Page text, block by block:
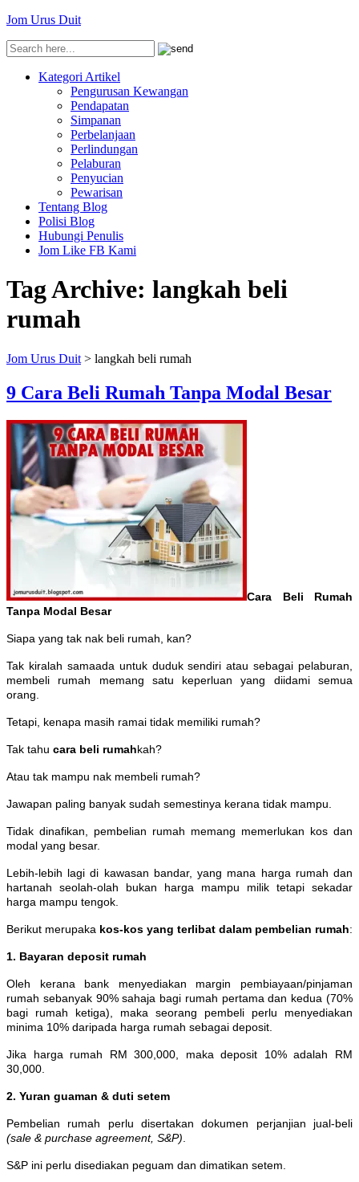
Jom Urus Duit
Kategori Artikel
Pengurusan Kewangan
Pendapatan
Simpanan
Perbelanjaan
Perlindungan
Pelaburan
Penyucian
Pewarisan
Tentang Blog
Polisi Blog
Hubungi Penulis
Jom Like FB Kami
Tag Archive: langkah beli
rumah
Jom Urus Duit > langkah beli rumah
9 Cara Beli Rumah Tanpa Modal Besar
Cara Beli Rumah
Tanpa Modal Besar
Siapa yang tak nak beli rumah, kan?
Tak kiralah samaada untuk duduk sendiri atau sebagai pelaburan,
membeli rumah memang satu keperluan yang diidami semua
orang.
Tetapi, kenapa masih ramai tidak memiliki rumah?
Tak tahu cara beli rumahkah?
Atau tak mampu nak membeli rumah?
Jawapan paling banyak sudah semestinya kerana tidak mampu.
Tidak dinafikan, pembelian rumah memang memerlukan kos dan
modal yang besar.
Lebih-lebih lagi di kawasan bandar, yang mana harga rumah dan
hartanah seolah-olah bukan harga mampu milik tetapi sekadar
harga mampu tengok.
Berikut merupaka kos-kos yang terlibat dalam pembelian rumah:
1. Bayaran deposit rumah
Oleh kerana bank menyediakan margin pembiayaan/pinjaman
rumah sebanyak 90% sahaja bagi rumah pertama dan kedua (70%
bagi rumah ketiga), maka seorang pembeli perlu menyediakan
minima 10% daripada harga rumah sebagai deposit.
Jika harga rumah RM 300,000, maka deposit 10% adalah RM
30,000.
2. Yuran guaman & duti setem
Pembelian rumah perlu disertakan dokumen perjanjian jual-beli
(sale & purchase agreement, S&P)
S&P ini perlu disediakan peguam dan dimatikan setem.